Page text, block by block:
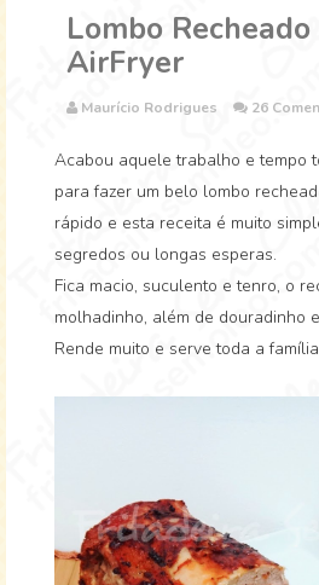
Lombo Recheado
AirFryer
Maurício Rodrigues 26
Acabou aquele trabalho e tempo
para fazer um belo lombo
rápido e esta receita é muito
segredos ou longas esperas.
Fica macio, suculento e tenro, o
molhadinho, além de douradinho
Rende muito e serve toda a